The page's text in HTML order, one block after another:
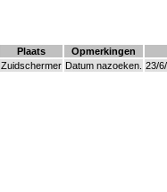
Plaats
Opmerkingen
Zuidschermer Datum nazoeken. 23/